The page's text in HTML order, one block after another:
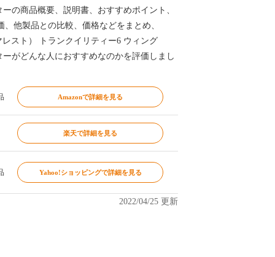
の商品概要、説明書、おすすめポイント、
、他製品との比較、価格などをまとめ、
スト） トランクイリティー6 ウィング
ーがどんな人におすすめなのかを評価しまし
Amazonで詳細を見る
楽天で詳細を見る
Yahoo!ショッピングで詳細を見る
2022/04/25 更新